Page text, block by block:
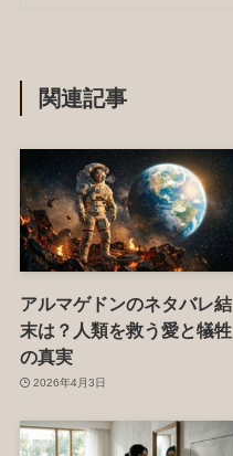
関連記事
アルマゲドンのネタバレ結
末は？人類を救う愛と犠牲
の真実
2026年4月3日